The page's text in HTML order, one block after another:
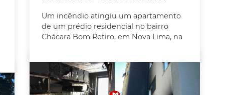
Um incêndio atingiu um apartamento
de um prédio residencial no bairro
Chácara Bom Retiro, em Nova Lima, na